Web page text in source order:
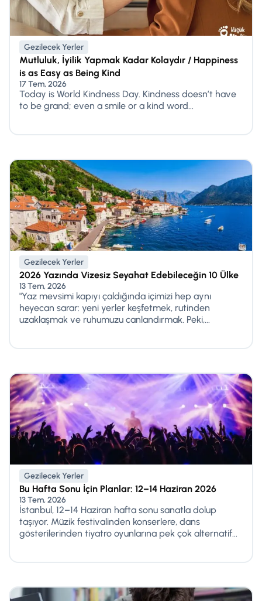
Gezilecek Yerler
Mutluluk, İyilik Yapmak Kadar Kolaydır / Happiness
is as Easy as Being Kind
17 Tem, 2026
Today is World Kindness Day. Kindness doesn’t have
to be grand; even a smile or a kind word...
Gezilecek Yerler
2026 Yazında Vizesiz Seyahat Edebileceğin 10 Ülke
13 Tem, 2026
"Yaz mevsimi kapıyı çaldığında içimizi hep aynı
heyecan sarar: yeni yerler keşfetmek, rutinden
uzaklaşmak ve ruhumuzu canlandırmak. Peki,...
Gezilecek Yerler
Bu Hafta Sonu İçin Planlar: 12–14 Haziran 2026
13 Tem, 2026
İstanbul, 12–14 Haziran hafta sonu sanatla dolup
taşıyor. Müzik festivalinden konserlere, dans
gösterilerinden tiyatro oyunlarına pek çok alternatif...